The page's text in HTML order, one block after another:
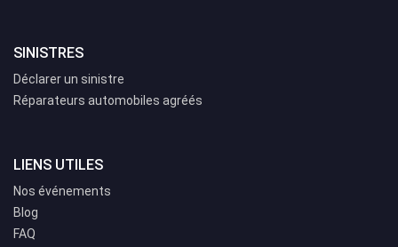
SINISTRES
Déclarer un sinistre
Réparateurs automobiles agréés
LIENS UTILES
Nos événements
Blog
FAQ